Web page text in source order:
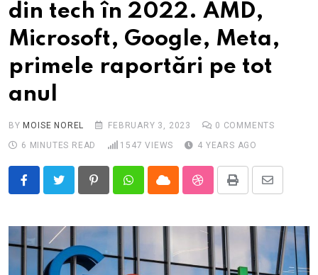
Analize ASF
din tech în 2022. AMD,
Microsoft, Google, Meta,
primele raportări pe tot
anul
BY MOISE NOREL FEBRUARY 3, 2023 0 COMMENTS
6 MINUTES READ
1547 VIEWS 4 YEARS AGO
PinterestWhatsappCloud StumbleUpon
Print
Share
Email